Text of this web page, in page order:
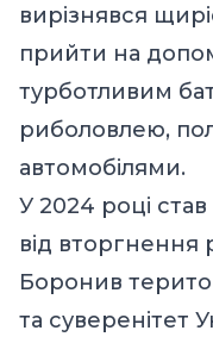
вирізнявся
прийти на
турботливим
риболовлею,
автомобілями.
У 2024 році
від вторгнення
Боронив
та суверенітет